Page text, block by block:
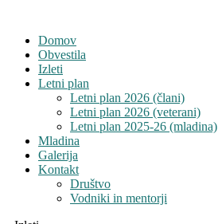
Domov
Obvestila
Izleti
Letni plan
Letni plan 2026 (člani)
Letni plan 2026 (veterani)
Letni plan 2025-26 (mladina)
Mladina
Galerija
Kontakt
Društvo
Vodniki in mentorji